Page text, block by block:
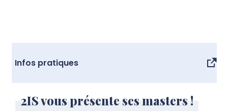
Infos pratiques
2IS vous présente ses masters !